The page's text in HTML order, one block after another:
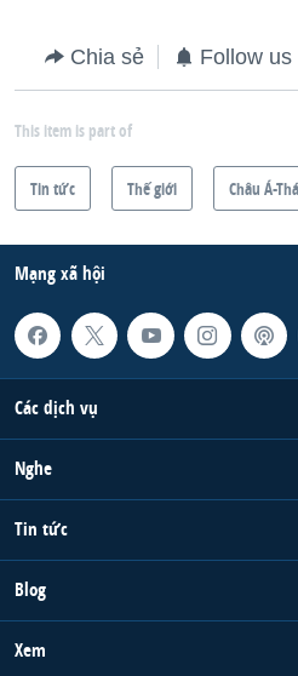
Chia sẻ Follow us
This item is part of
Tin tức Thế giới Châu Á-
Mạng xã hội
Các dịch vụ
Nghe
Tin tức
Blog
Xem